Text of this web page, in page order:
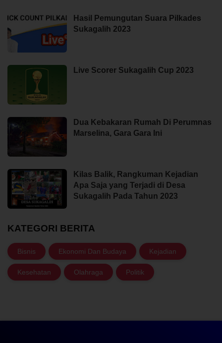
Hasil Pemungutan Suara Pilkades
Sukagalih 2023
Live Scorer Sukagalih Cup 2023
Dua Kebakaran Rumah Di Perumnas
Marselina, Gara Gara Ini
Kilas Balik, Rangkuman Kejadian
Apa Saja yang Terjadi di Desa
Sukagalih Pada Tahun 2023
KATEGORI BERITA
Bisnis Ekonomi Dan Budaya Kejadian
Kesehatan Olahraga Politik